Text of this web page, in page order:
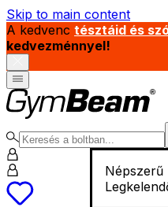
Skip to main content
A kedvenc tésztáid és
kedvezménnyel!
Népszerű